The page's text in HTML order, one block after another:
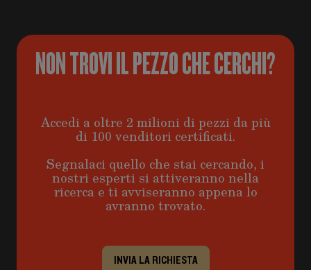
NON TROVI IL PEZZO CHE CERCHI?
Accedi a oltre 2 milioni di pezzi da più
di 100 venditori certificati.
Segnalaci quello che stai cercando, i
nostri esperti si attiveranno nella
ricerca e ti avviseranno appena lo
avranno trovato.
INVIA LA RICHIESTA